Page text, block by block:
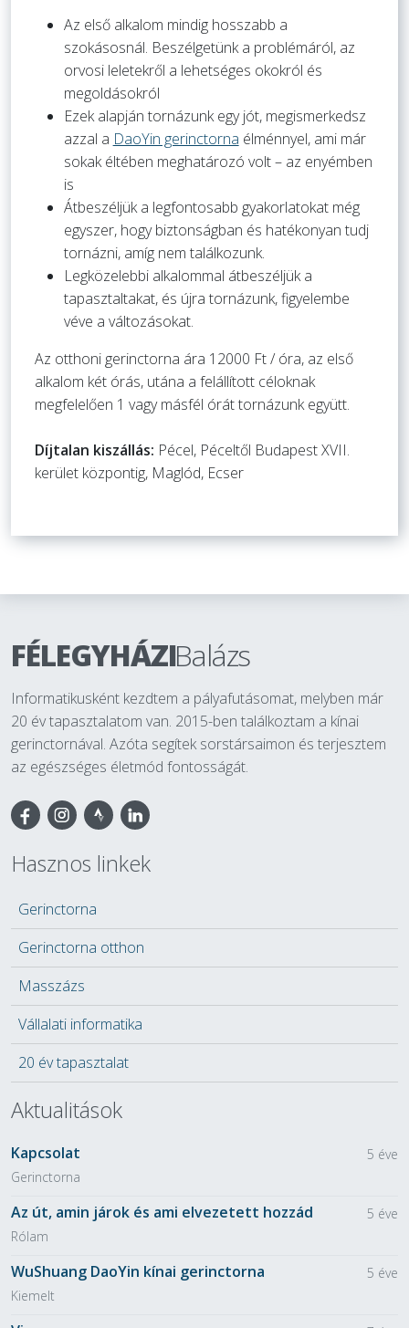
Az első alkalom mindig hosszabb a
szokásosnál. Beszélgetünk a problémáról, az
orvosi leletekről a lehetséges okokról és
megoldásokról
Ezek alapján tornázunk egy jót, megismerkedsz
azzal a DaoYin gerinctorna élménnyel, ami már
sokak éltében meghatározó volt – az enyémben
is
Átbeszéljük a legfontosabb gyakorlatokat még
egyszer, hogy biztonságban és hatékonyan tudj
tornázni, amíg nem találkozunk.
Legközelebbi alkalommal átbeszéljük a
tapasztaltakat, és újra tornázunk, figyelembe
véve a változásokat.
Az otthoni gerinctorna ára 12000 Ft / óra, az első
alkalom két órás, utána a felállított céloknak
megfelelően 1 vagy másfél órát tornázunk együtt.
Díjtalan kiszállás: Pécel, Péceltől Budapest XVII.
kerület központig, Maglód, Ecser
FÉLEGYHÁZIBalázs
Informatikusként kezdtem a pályafutásomat, melyben már
20 év tapasztalatom van. 2015-ben találkoztam a kínai
gerinctornával. Azóta segítek sorstársaimon és terjesztem
az egészséges életmód fontosságát.
Facebook
Hasznos linkek
Gerinctorna
Gerinctorna otthon
Masszázs
Vállalati informatika
20 év tapasztalat
Aktualitások
Kapcsolat
5 éve
Gerinctorna
Az út, amin járok és ami elvezetett hozzád
5 éve
Rólam
WuShuang DaoYin kínai gerinctorna
5 éve
Kiemelt